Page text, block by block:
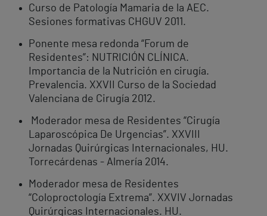
Curso de Patología Mamaria de la AEC.
Sesiones formativas CHGUV 2011.
Ponente mesa redonda “Forum de
Residentes”: NUTRICIÓN CLÍNICA.
Importancia de la Nutrición en cirugía.
Prevalencia. XXVII Curso de la Sociedad
Valenciana de Cirugía 2012.
Moderador mesa de Residentes “Cirugía
Laparoscópica De Urgencias”. XXVIII
Jornadas Quirúrgicas Internacionales, HU.
Torrecárdenas - Almería 2014.
Moderador mesa de Residentes
“Coloproctología Extrema”. XXVIV Jornadas
Quirúrgicas Internacionales. HU.